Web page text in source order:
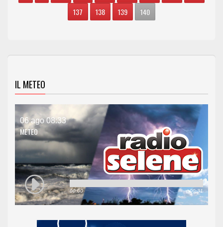
137
138 139 140
IL METEO
06 ago 08:33
METEO
00:00 00:31